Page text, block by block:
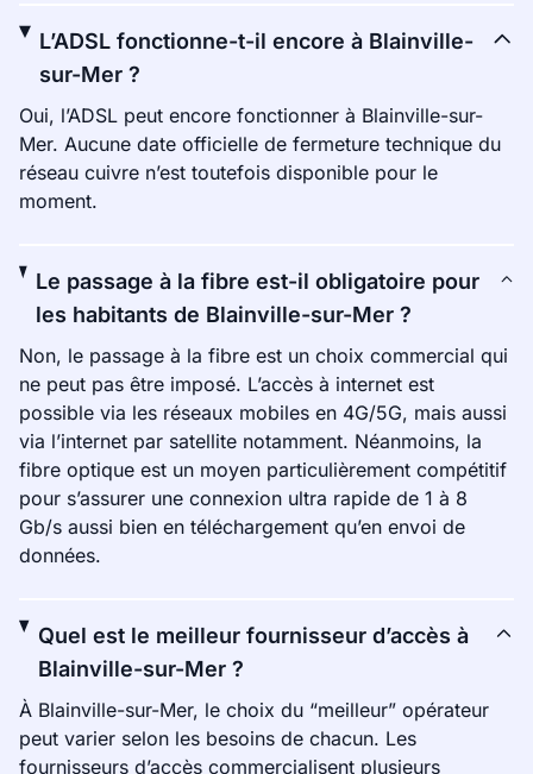
L’ADSL fonctionne-t-il encore à Blainville-
sur-Mer ?
Oui, l’ADSL peut encore fonctionner à Blainville-sur-
Mer. Aucune date officielle de fermeture technique du
réseau cuivre n’est toutefois disponible pour le
moment.
Le passage à la fibre est-il obligatoire pour
les habitants de Blainville-sur-Mer ?
Non, le passage à la fibre est un choix commercial qui
ne peut pas être imposé. L’accès à internet est
possible via les réseaux mobiles en 4G/5G, mais aussi
via l’internet par satellite notamment. Néanmoins, la
fibre optique est un moyen particulièrement compétitif
pour s’assurer une connexion ultra rapide de 1 à 8
Gb/s aussi bien en téléchargement qu’en envoi de
données.
Quel est le meilleur fournisseur d’accès à
Blainville-sur-Mer ?
À Blainville-sur-Mer, le choix du “meilleur” opérateur
peut varier selon les besoins de chacun. Les
fournisseurs d’accès commercialisent plusieurs